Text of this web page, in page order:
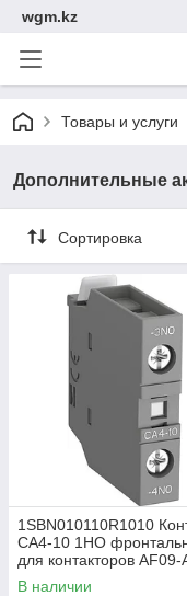
wgm.kz
Товары и услуги
Дополнительные
Сортировка
1SBN010110R1010
CA4-10 1НО
для контакторов AF09-
NF
В наличии